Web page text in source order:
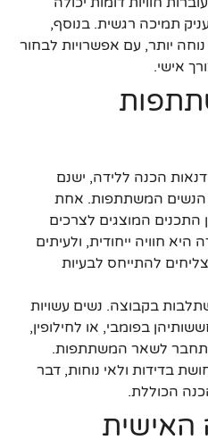
תמיכה רגשית. בנוסף,
יותר, עם אפשרויות לבחור
אישי.
הכנה ללידה, ישנם
הנשים המשתתפות. אחת
המוצגים לצרכים
חוויה ייחודית, ולעיתים
להתייחס לבעיות
בקבוצה. נשים עשויות
בפומבי, או לחילופין,
לשאר המשתתפות.
בדידות ולאי נוחות, דבר
הכוללת.
האישית